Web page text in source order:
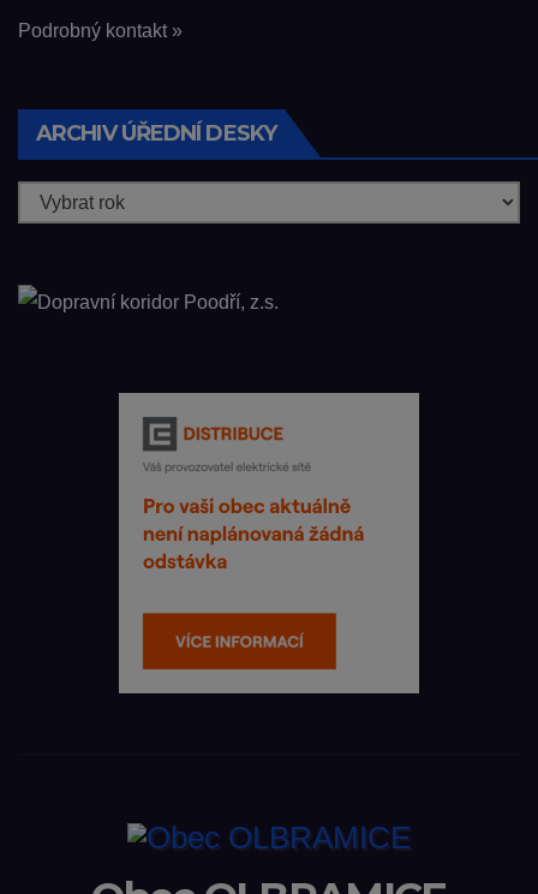
Podrobný kontakt »
ARCHIV ÚŘEDNÍ DESKY